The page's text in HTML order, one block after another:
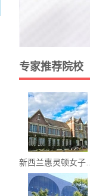
专家推荐院校
新西兰惠灵顿女子中学